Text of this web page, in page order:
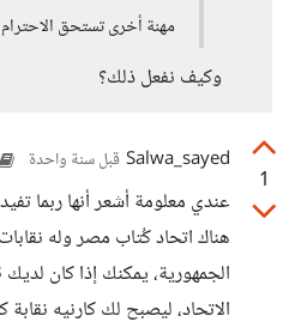
مهنة أخرى تستحق
وكيف نفعل ذلك؟
1
Salwa_sayed قبل سنة واحدة
عندي معلومة أشعر أنها ربما
هناك اتحاد كُتاب مصر وله
الاتحاد، ليصبح لك كارنيه